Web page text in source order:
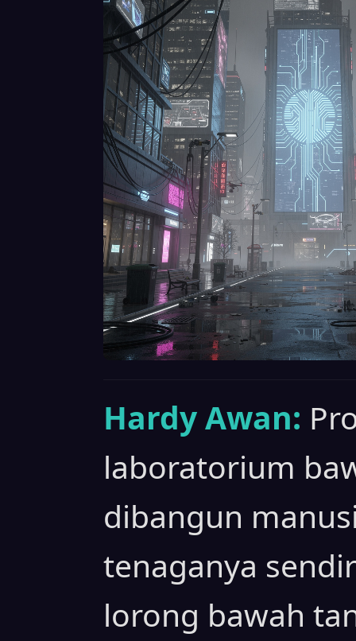
Hardy Awan:
laboratorium
dibangun
tenaganya
lorong bawah